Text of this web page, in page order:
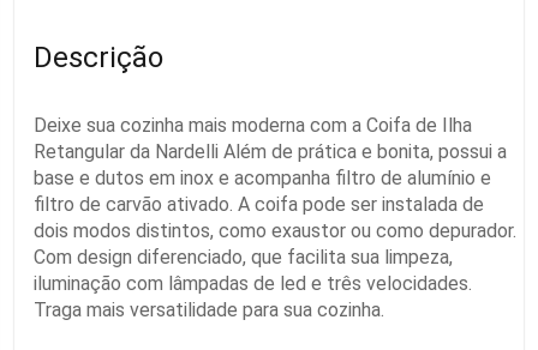
Descrição
Deixe sua cozinha mais moderna com a Coifa de Ilha
Retangular da Nardelli Além de prática e bonita, possui a
base e dutos em inox e acompanha filtro de alumínio e
filtro de carvão ativado. A coifa pode ser instalada de
dois modos distintos, como exaustor ou como depurador.
Com design diferenciado, que facilita sua limpeza,
iluminação com lâmpadas de led e três velocidades.
Traga mais versatilidade para sua cozinha.